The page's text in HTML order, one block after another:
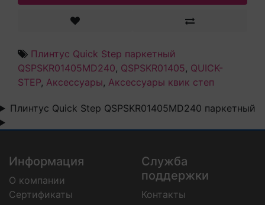
Плинтус Quick Step паркетный
QSPSKR01405MD240, QSPSKR01405, QUICK-
STEP, Аксессуары, Аксессуары квик степ
Плинтус Quick Step QSPSKR01405MD240 паркетный
Информация
О компании
Сертификаты
Служба
поддержки
Контакты